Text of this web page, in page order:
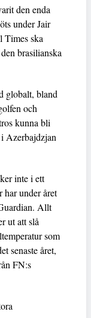
den enda
under Jair
Times ska
brasilianska
globalt, bland
och
kunna bli
Azerbajdzjan
inte i ett
under året
Allt
ut att slå
som
senaste året,
FN:s